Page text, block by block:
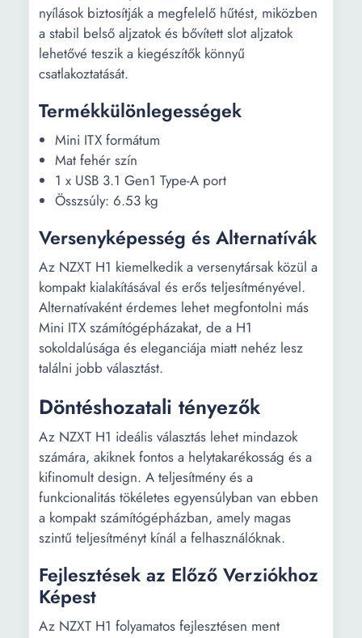
nyílások biztosítják a megfelelő hűtést, miközben
a stabil belső aljzatok és bővített slot aljzatok
lehetővé teszik a kiegészítők könnyű
csatlakoztatását.
Termékkülönlegességek
Mini ITX formátum
Mat fehér szín
1 x USB 3.1 Gen1 Type-A port
Összsúly: 6.53 kg
Versenyképesség és Alternatívák
Az NZXT H1 kiemelkedik a versenytársak közül a
kompakt kialakításával és erős teljesítményével.
Alternatívaként érdemes lehet megfontolni más
Mini ITX számítógépházakat, de a H1
sokoldalúsága és eleganciája miatt nehéz lesz
találni jobb választást.
Döntéshozatali tényezők
Az NZXT H1 ideális választás lehet mindazok
számára, akiknek fontos a helytakarékosság és a
kifinomult design. A teljesítmény és a
funkcionalitás tökéletes egyensúlyban van ebben
a kompakt számítógépházban, amely magas
szintű teljesítményt kínál a felhasználóknak.
Fejlesztések az Előző Verziókhoz
Képest
Az NZXT H1 folyamatos fejlesztésen ment